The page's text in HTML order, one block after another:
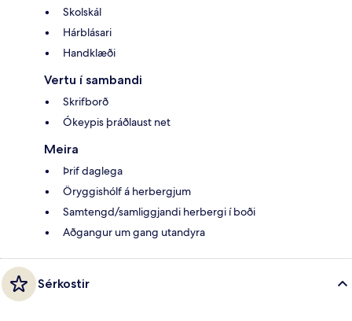
Skolskál
Hárblásari
Handklæði
Vertu í sambandi
Skrifborð
Ókeypis þráðlaust net
Meira
Þrif daglega
Öryggishólf á herbergjum
Samtengd/samliggjandi herbergi í boði
Aðgangur um gang utandyra
Sérkostir